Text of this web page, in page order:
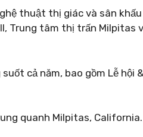
thuật thị giác và sân
Trung tâm thị trấn Milpitas
cả năm, bao gồm Lễ hội
quanh Milpitas, California.